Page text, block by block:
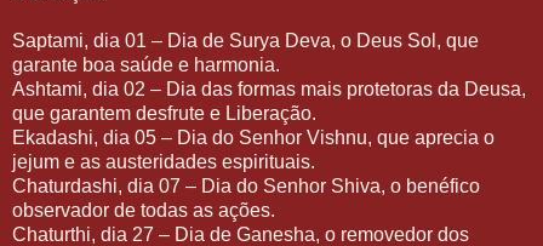
Saptami, dia 01 – Dia de Surya Deva, o Deus Sol, que
garante boa saúde e harmonia.
Ashtami, dia 02 – Dia das formas mais protetoras da Deusa,
que garantem desfrute e Liberação.
Ekadashi, dia 05 – Dia do Senhor Vishnu, que aprecia o
jejum e as austeridades espirituais.
Chaturdashi, dia 07 – Dia do Senhor Shiva, o benéfico
observador de todas as ações.
Chaturthi, dia 27 – Dia de Ganesha, o removedor dos